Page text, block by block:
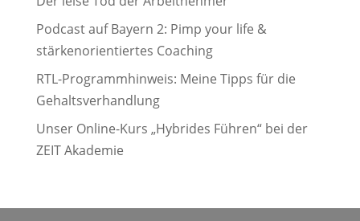
Podcast auf Bayern 2: Pimp your life &
stärkenorientiertes Coaching
RTL-Programmhinweis: Meine Tipps für die
Gehaltsverhandlung
Unser Online-Kurs „Hybrides Führen“ bei der
ZEIT Akademie